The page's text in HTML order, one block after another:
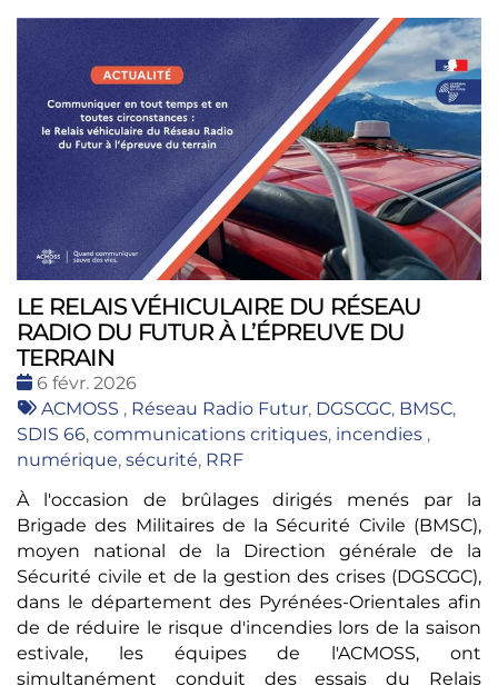
LE RELAIS VÉHICULAIRE DU RÉSEAU
RADIO DU FUTUR À L’ÉPREUVE DU
TERRAIN
Date
:
6 févr. 2026
Tags
:
ACMOSS , Réseau Radio Futur, DGSCGC, BMSC,
SDIS 66, communications critiques, incendies ,
numérique, sécurité, RRF
À l'occasion de brûlages dirigés menés par la
Brigade des Militaires de la Sécurité Civile (BMSC),
moyen national de la Direction générale de la
Sécurité civile et de la gestion des crises (DGSCGC),
dans le département des Pyrénées-Orientales afin
de de réduire le risque d'incendies lors de la saison
estivale, les équipes de l'ACMOSS, ont
simultanément conduit des essais du Relais